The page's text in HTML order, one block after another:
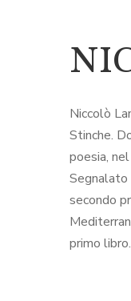
Niccolò
Stinche.
poesia,
Segnalato
secondo
primo libro.